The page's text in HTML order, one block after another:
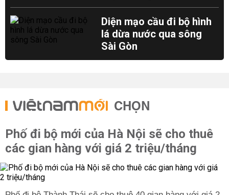
Diện mạo cầu đi bộ hình
lá dừa nước qua sông
Sài Gòn
CHỌN
Phố đi bộ mới của Hà Nội sẽ cho thuê
các gian hàng với giá 2 triệu/tháng